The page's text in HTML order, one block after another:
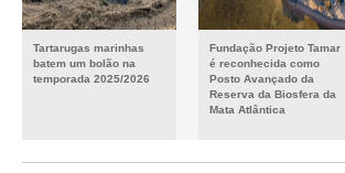
Tartarugas marinhas
batem um bolão na
temporada 2025/2026
Fundação Projeto Tamar
é reconhecida como
Posto Avançado da
Reserva da Biosfera da
Mata Atlântica